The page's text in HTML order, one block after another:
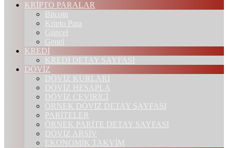
KRİPTO PARALAR
Bitcoin
Kripto Para
Güncel
Genel
KREDİ
KREDİ DETAY SAYFASI
DÖVİZ
DÖVİZ KURLARI
DÖVİZ HESAPLA
DÖVİZ ÇEVİRİCİ
ÖRNEK DÖVİZ DETAY SAYFASI
PARİTELER
ÖRNEK PARİTE DETAY SAYFASI
DÖVİZ ARŞİV
EKONOMİK TAKVİM